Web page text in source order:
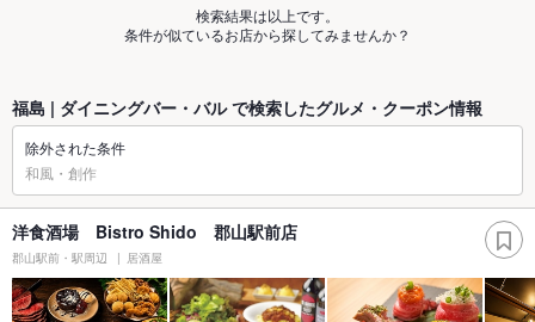
検索結果は以上です。
条件が似ているお店から探してみませんか？
福島 | ダイニングバー・バル で検索したグルメ・クーポン情報
除外された条件
和風・創作
洋食酒場 Bistro Shido 郡山駅前店
郡山駅前・駅周辺 居酒屋